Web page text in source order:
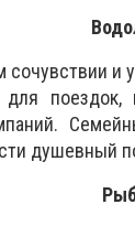
и
поездок,
душевный